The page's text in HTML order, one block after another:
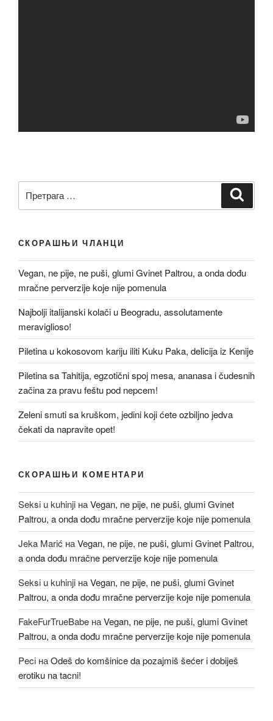
за:
СКОРАШЊИ ЧЛАНЦИ
Vegan, ne pije, ne puši, glumi Gvinet Paltrou, a onda dođu
mračne perverzije koje nije pomenula
Najbolji italijanski kolači u Beogradu, assolutamente
meraviglioso!
Piletina u kokosovom kariju iliti Kuku Paka, delicija iz Kenije
Piletina sa Tahitija, egzotični spoj mesa, ananasa i čudesnih
začina za pravu feštu pod nepcem!
Zeleni smuti sa kruškom, jedini koji ćete ozbiljno jedva
čekati da napravite opet!
СКОРАШЊИ КОМЕНТАРИ
Seksi u kuhinji наVegan, ne pije, ne puši, glumi Gvinet
Paltrou, a onda dođu mračne perverzije koje nije pomenula
Jeka Marić наVegan, ne pije, ne puši, glumi Gvinet Paltrou,
a onda dođu mračne perverzije koje nije pomenula
Seksi u kuhinji наVegan, ne pije, ne puši, glumi Gvinet
Paltrou, a onda dođu mračne perverzije koje nije pomenula
FakeFurTrueBabe наVegan, ne pije, ne puši, glumi Gvinet
Paltrou, a onda dođu mračne perverzije koje nije pomenula
Peci наOdeš do komšinice da pozajmiš šećer i dobiješ
erotiku na tacni!